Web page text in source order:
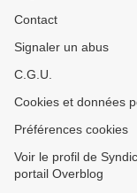
Contact
Signaler un abus
C.G.U.
Cookies et données
Préférences cookies
Voir le profil de
portail Overblog